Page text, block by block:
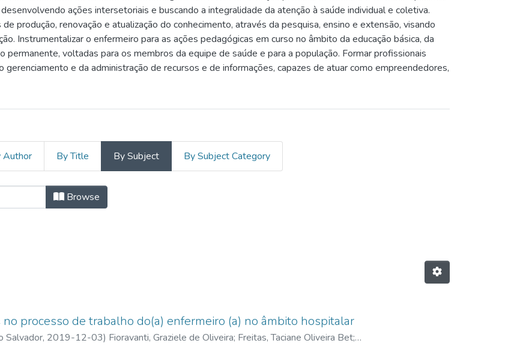
ações intersetoriais e buscando a integralidade da atenção à saúde individual e coletiva.
produção, renovação e atualização do conhecimento, através da pesquisa, ensino e extensão, visando
Instrumentalizar o enfermeiro para as ações pedagógicas em curso no âmbito da educação básica, da
permanente, voltadas para os membros da equipe de saúde e para a população. Formar profissionais
e da administração de recursos e de informações, capazes de atuar como empreendedores,
Author By Title By Subject By Subject Category
Subject "Administração de recursos humanos"
Browse
processo de trabalho do(a) enfermeiro (a) no âmbito hospitalar
Salvador, 2019-12-03) Fioravanti, Graziele de Oliveira; Freitas, Taciane Oliveira Bet;